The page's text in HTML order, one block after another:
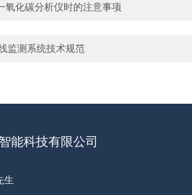
氧化碳分析仪时的注意事项
监测系统技术规范
能科技有限公司
生